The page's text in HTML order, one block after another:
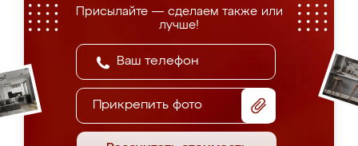
Присылайте — сделаем также или
лучше!
Прикрепить фото